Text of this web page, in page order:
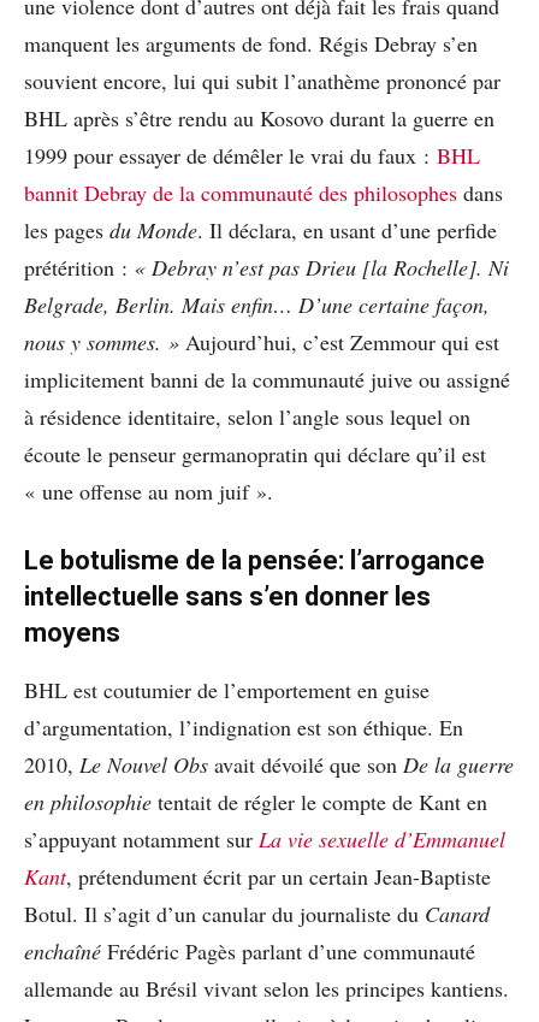
manquent les arguments de fond. Régis Debray s’en
souvient encore, lui qui subit l’anathème prononcé par
BHL après s’être rendu au Kosovo durant la guerre en
1999 pour essayer de démêler le vrai du faux : BHL
bannit Debray de la communauté des philosophes dans
les pages du Monde. Il déclara, en usant d’une perfide
prétérition : « Debray n’est pas Drieu [la Rochelle]. Ni
Belgrade, Berlin. Mais enfin… D’une certaine façon,
nous y sommes. » Aujourd’hui, c’est Zemmour qui est
implicitement banni de la communauté juive ou assigné
à résidence identitaire, selon l’angle sous lequel on
écoute le penseur germanopratin qui déclare qu’il est
« une offense au nom juif ».
Le botulisme de la pensée: l’arrogance
intellectuelle sans s’en donner les
moyens
BHL est coutumier de l’emportement en guise
d’argumentation, l’indignation est son éthique. En
2010, Le Nouvel Obs avait dévoilé que son De la guerre
en philosophie tentait de régler le compte de Kant en
s’appuyant notamment sur La vie sexuelle d’Emmanuel
Kant, prétendument écrit par un certain Jean-Baptiste
Botul. Il s’agit d’un canular du journaliste du Canard
enchaîné Frédéric Pagès parlant d’une communauté
allemande au Brésil vivant selon les principes kantiens.